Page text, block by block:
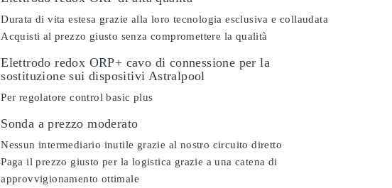
Durata di vita estesa grazie alla loro tecnologia esclusiva e collaudata
Acquisti al prezzo giusto senza compromettere la qualità
Elettrodo redox ORP+ cavo di connessione per la
sostituzione sui dispositivi Astralpool
Per regolatore control basic plus
Sonda a prezzo moderato
Nessun intermediario inutile grazie al nostro circuito diretto
Paga il prezzo giusto per la logistica grazie a una catena di
approvvigionamento ottimale